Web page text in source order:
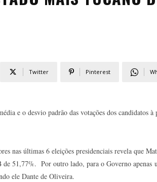
Twitter Pinterest
e o desvio padrão das votações dos candidatos
nas últimas 6 eleições presidenciais revela que
51,77%. Por outro lado, para o Governo apenas
ele Dante de Oliveira.